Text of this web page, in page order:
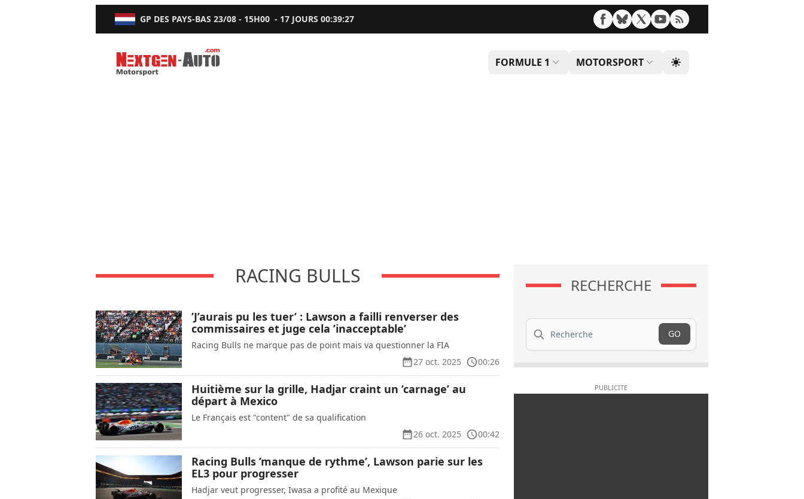
GP DES PAYS-BAS 23/08 - 15H00 - 17 JOURS00:39:26
Nextgen-Auto.com
FORMULE 1 MOTORSPORT
RACING BULLS
’J’aurais pu les tuer’ : Lawson a failli renverser des
commissaires et juge cela ’inacceptable’
Racing Bulls ne marque pas de point mais va questionner la FIA
27 oct. 2025
00:26
Huitième sur la grille, Hadjar craint un ’carnage’ au
départ à Mexico
Le Français est "content" de sa qualification
26 oct. 2025
00:42
Racing Bulls ’manque de rythme’, Lawson parie sur les
EL3 pour progresser
Hadjar veut progresser, Iwasa a profité au Mexique
RECHERCHE
Recherche
GO